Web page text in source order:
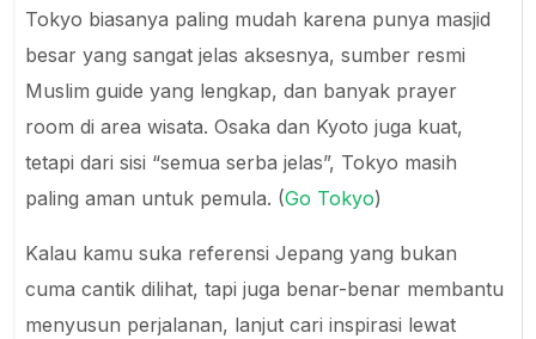
Tokyo biasanya paling mudah karena punya masjid
besar yang sangat jelas aksesnya, sumber resmi
Muslim guide yang lengkap, dan banyak prayer
room di area wisata. Osaka dan Kyoto juga kuat,
tetapi dari sisi “semua serba jelas”, Tokyo masih
paling aman untuk pemula. (Go Tokyo)
Kalau kamu suka referensi Jepang yang bukan
cuma cantik dilihat, tapi juga benar-benar membantu
menyusun perjalanan, lanjut cari inspirasi lewat